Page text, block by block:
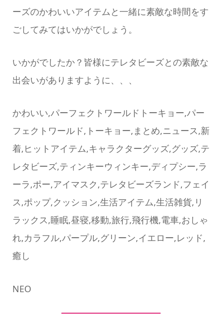
ーズのかわいいアイテムと一緒に素敵な時間をす
ごしてみてはいかがでしょう。
いかがでしたか？皆様にテレタビーズとの素敵な
出会いがありますように、、、
かわいい,パーフェクトワールドトーキョー,パー
フェクトワールド,トーキョー,まとめ,ニュース,新
着,ヒットアイテム,キャラクターグッズ,グッズ,テ
レタビーズ,ティンキーウィンキー,ディプシー,ラ
ーラ,ポー,アイマスク,テレタビーズランド,フェイ
ス,ポップ,クッション,生活アイテム,生活雑貨,リ
ラックス,睡眠,昼寝,移動,旅行,飛行機,電車,おしゃ
れ,カラフル,パープル,グリーン,イエロー,レッド,
癒し
NEO